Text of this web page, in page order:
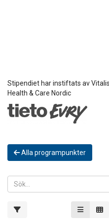
Stipendiet har instiftats av
Health & Care Nordic
Alla programpunkter